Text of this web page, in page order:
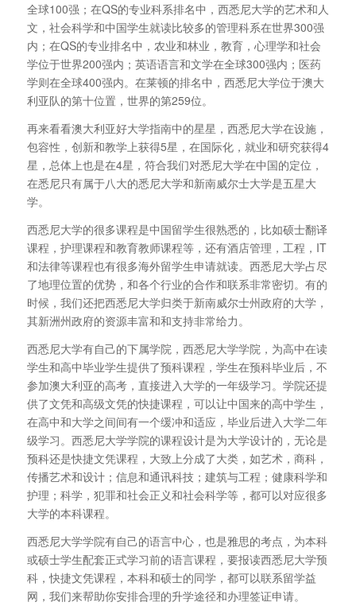
全球100强；在QS的专业科系排名中，西悉尼大学的艺术和人
文，社会科学和中国学生就读比较多的管理科系在世界300强
内；在QS的专业排名中，农业和林业，教育，心理学和社会
学位于世界200强内；英语语言和文学在全球300强内；医药
学则在全球400强内。在莱顿的排名中，西悉尼大学位于澳大
利亚队的第十位置，世界的第259位。
再来看看澳大利亚好大学指南中的星星，西悉尼大学在设施，
包容性，创新和教学上获得5星，在国际化，就业和研究获得4
星，总体上也是在4星，符合我们对悉尼大学在中国的定位，
在悉尼只有属于八大的悉尼大学和新南威尔士大学是五星大
学。
西悉尼大学的很多课程是中国留学生很熟悉的，比如硕士翻译
课程，护理课程和教育教师课程等，还有酒店管理，工程，IT
和法律等课程也有很多海外留学生申请就读。西悉尼大学占尽
了地理位置的优势，和各个行业的合作和联系非常密切。有的
时候，我们还把西悉尼大学归类于新南威尔士州政府的大学，
其新洲州政府的资源丰富和和支持非常给力。
西悉尼大学有自己的下属学院，西悉尼大学学院，为高中在读
学生和高中毕业学生提供了预科课程，学生在预科毕业后，不
参加澳大利亚的高考，直接进入大学的一年级学习。学院还提
供了文凭和高级文凭的快捷课程，可以让中国来的高中学生，
在高中和大学之间间有一个缓冲和适应，毕业后进入大学二年
级学习。西悉尼大学学院的课程设计是为大学设计的，无论是
预科还是快捷文凭课程，大致上分成了大类，如艺术，商科，
传播艺术和设计；信息和通讯科技；建筑与工程；健康科学和
护理；科学，犯罪和社会正义和社会科学等，都可以对应很多
大学的本科课程。
西悉尼大学学院有自己的语言中心，也是雅思的考点，为本科
或硕士学生配套正式学习前的语言课程，要报读西悉尼大学预
科，快捷文凭课程，本科和硕士的同学，都可以联系留学益
网，我们来帮助你安排合理的升学途径和办理签证申请。